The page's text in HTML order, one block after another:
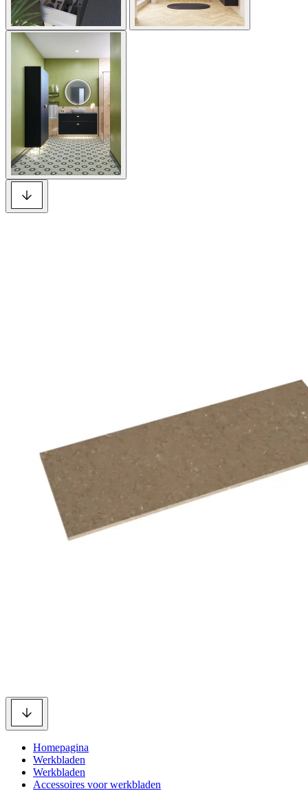
Homepagina
Werkbladen
Werkbladen
Accessoires voor werkbladen